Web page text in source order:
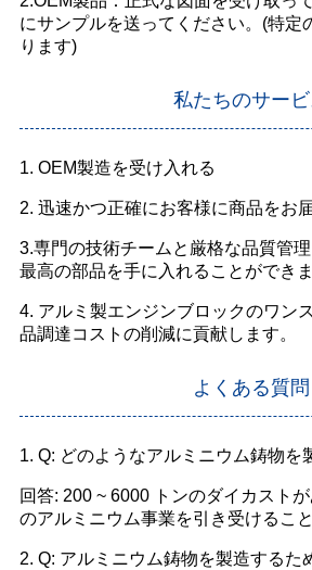
にサンプルを送ってください。(特定
ります)
私たちのサービ
1. OEM製造を受け入れる
2. 迅速かつ正確にお客様に商品をお
3.専門の技術チームと厳格な品質管理
最高の部品を手に入れることができま
4. アルミ製エンジンブロックのワン
品調達コストの削減に貢献します。
よくある質問
1. Q: どのようなアルミニウム鋳物を
回答: 200 ~ 6000 トンのダイカスト
のアルミニウム事業を引き受けるこ
2. Q: アルミニウム鋳物を製造するた